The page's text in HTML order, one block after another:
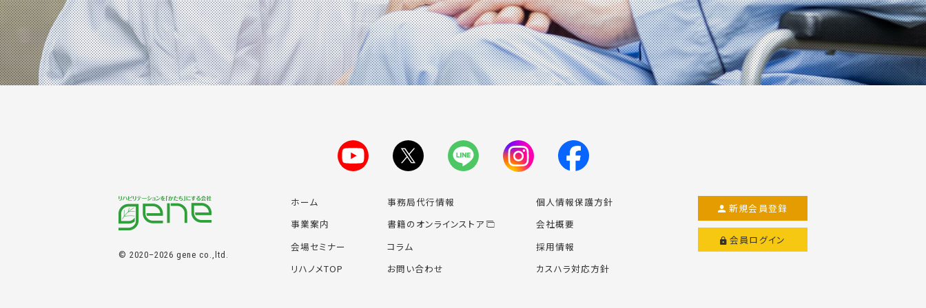
© 2020–2026 gene co.,ltd.
ホーム
事業案内
会場セミナー
リハノメTOP
事務局代行情報
書籍のオンラインストア
コラム
お問い合わせ
個人情報保護方針
会社概要
採用情報
カスハラ対応方針
新規会員登録
会員ログイン